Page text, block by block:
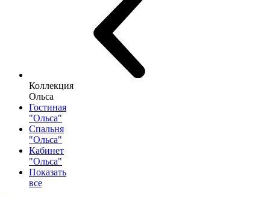
Коллекция
Ольса
Гостиная
"Ольса"
Спальня
"Ольса"
Кабинет
"Ольса"
Показать
все